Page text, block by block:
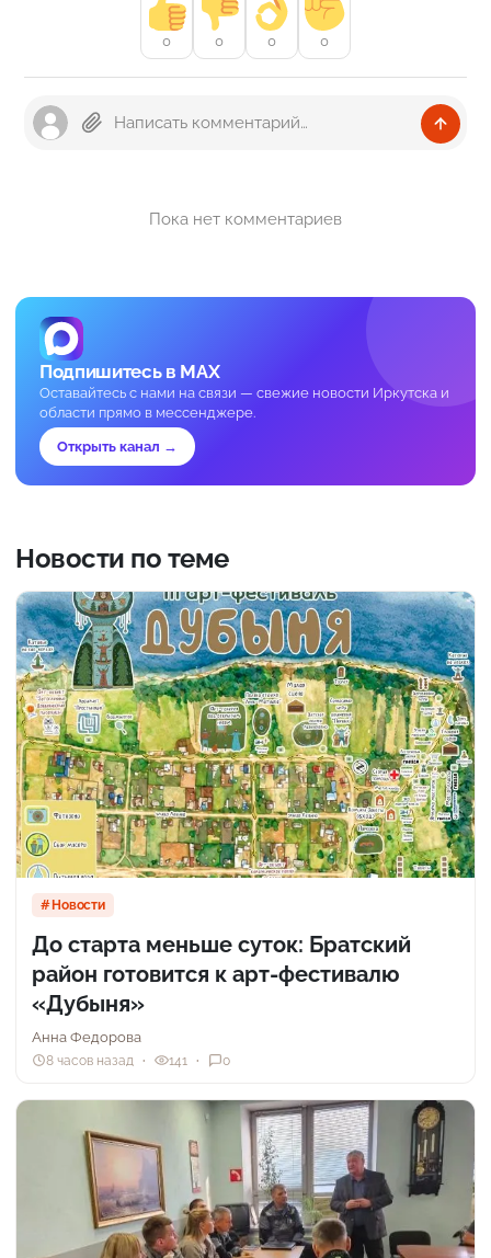
0 0 0 0
Пока нет комментариев
Подпишитесь в MAX
Оставайтесь с нами на связи — свежие новости Иркутска и
области прямо в мессенджере.
Открыть канал →
Новости по теме
Новости
До старта меньше суток: Братский
район готовится к арт-фестивалю
«Дубыня»
Анна Федорова
8 часов назад 141 0